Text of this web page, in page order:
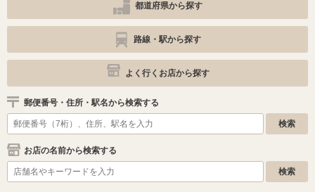
都道府県から探す
路線・駅から探す
よく行くお店から探す
郵便番号・住所・駅名から検索する
お店の名前から検索する